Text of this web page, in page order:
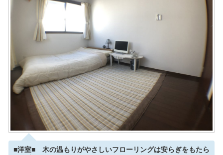
■洋室■ 木の温もりがやさしいフローリングは安らぎをもたら